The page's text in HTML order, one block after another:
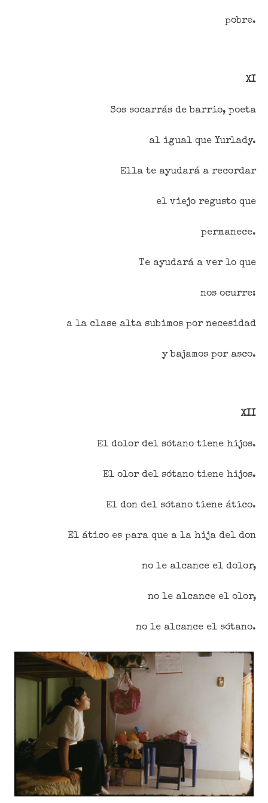
pobre.
XI
Sos socarrás de barrio, poeta
al igual que Yurlady.
Ella te ayudará a recordar
el viejo regusto que
permanece.
Te ayudará a ver lo que
nos ocurre:
a la clase alta subimos por necesidad
y bajamos por asco.
XII
El dolor del sótano tiene hijos.
El olor del sótano tiene hijos.
El don del sótano tiene ático.
El ático es para que a la hija del don
no le alcance el dolor,
no le alcance el olor,
no le alcance el sótano.